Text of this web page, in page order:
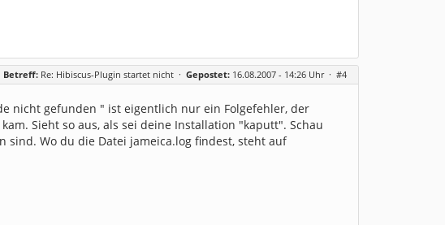
Betreff: Re: Hibiscus-Plugin startet nicht · Gepostet: 16.08.2007 - 14:26 Uhr · #4
nicht gefunden " ist eigentlich nur ein Folgefehler, der
Sieht so aus, als sei deine Installation "kaputt". Schau
Wo du die Datei jameica.log findest, steht auf